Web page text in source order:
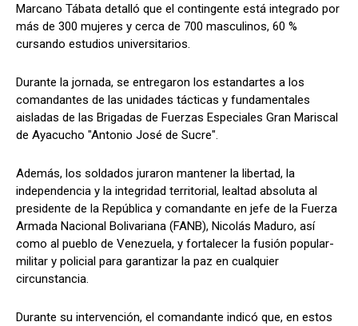
Marcano Tábata detalló que el contingente está integrado por
más de 300 mujeres y cerca de 700 masculinos, 60 %
cursando estudios universitarios.
Durante la jornada, se entregaron los estandartes a los
comandantes de las unidades tácticas y fundamentales
aisladas de las Brigadas de Fuerzas Especiales Gran Mariscal
de Ayacucho "Antonio José de Sucre".
Además, los soldados juraron mantener la libertad, la
independencia y la integridad territorial, lealtad absoluta al
presidente de la República y comandante en jefe de la Fuerza
Armada Nacional Bolivariana (FANB), Nicolás Maduro, así
como al pueblo de Venezuela, y fortalecer la fusión popular-
militar y policial para garantizar la paz en cualquier
circunstancia.
Durante su intervención, el comandante indicó que, en estos